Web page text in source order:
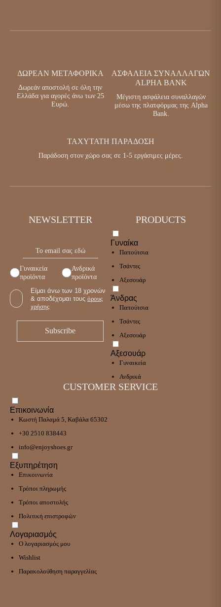
ΔΩΡΕΑΝ ΜΕΤΑΦΟΡΙΚΑ
Δωρεάν αποστολή σε όλη την
Ελλάδα για αγορές άνω των 25
Ευρώ.
ΑΣΦΑΛΕΙΑ ΣΥΝΑΛΛΑΓΩΝ
ALPHA BANK
Μέγιστη ασφάλεια συναλλαγών
μέσω της πλατφόρμας της Alpha
Bank.
ΤΑΧΥΤΑΤΗ ΠΑΡΑΔΟΣΗ
Παράδοση στον χώρο σας σε 1-5 εργάσιμες μέρες.
NEWSLETTER
Γυναικεία
προϊόντα
Ανδρικά
προϊόντα
Είμαι άνω των 18 χρονών
& αποδέχομαι τους όρους
χρήσης
PRODUCTS
Γυναίκα
Παπούτσια
Τσάντες
Αξεσουάρ
Άνδρας
Παπούτσια
Τσάντες
Αξεσουάρ
Αξεσουάρ
Γυναικεία
Ανδρικά
CUSTOMER SERVICE
Επικοινωνία
Κωστή Παλαμά 5, Καβάλα 65302
+30 2510 838443
info@enjoyshoes.gr
Εξυπηρέτηση
Επικοινωνία
Τρόποι πληρωμής
Τρόποι αποστολής
Πολιτική επιστροφών
Λογαριασμός
Ο λογαριασμός μου
Wishlist
Παρακολούθηση παραγγελίας